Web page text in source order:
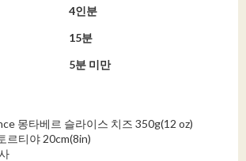
4인분
15분
5분 미만
몽타베르 슬라이스 치즈 350g(12 oz)
르티야 20cm(8in)